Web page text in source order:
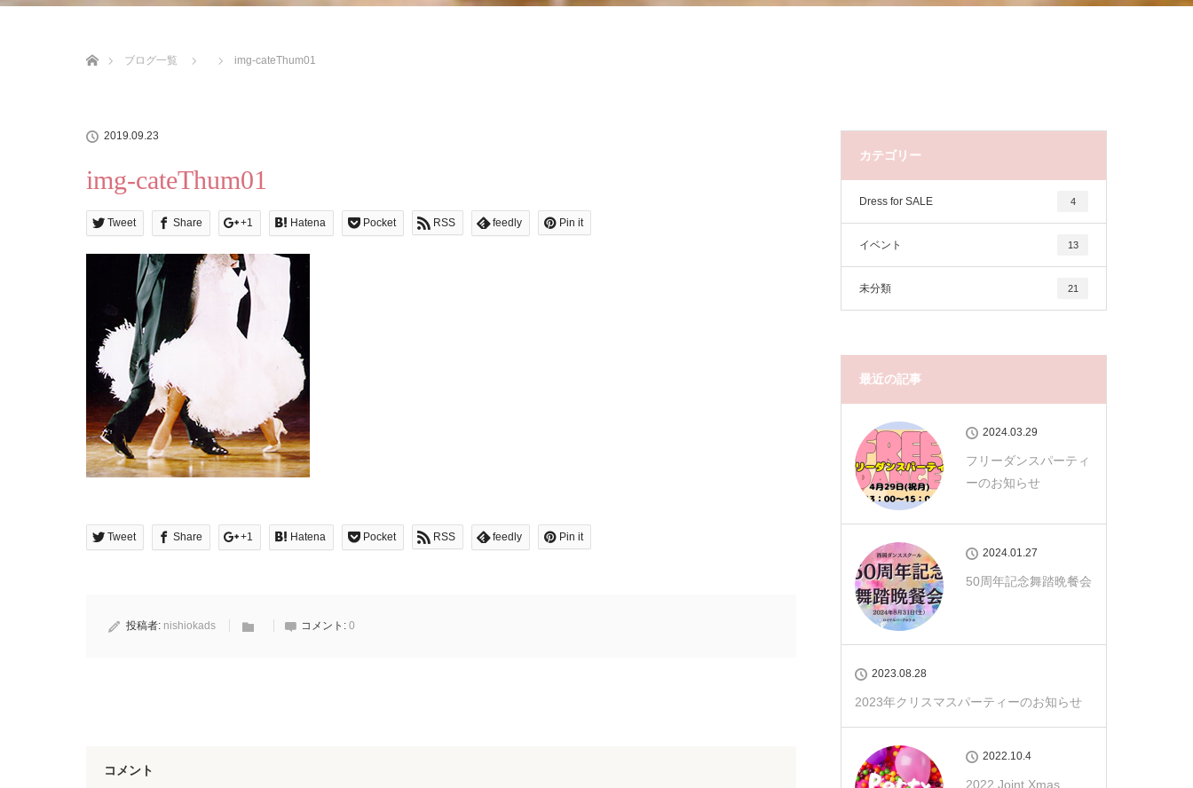
ブログ一覧
img-cateThum01
2019.09.23
img-cateThum01
Tweet Share +1 Hatena Pocket RSS feedly Pin it
Tweet Share +1 Hatena Pocket RSS feedly Pin it
投稿者: nishiokads コメント: 0
コメント
カテゴリー
Dress for SALE 4
イベント 13
未分類 21
最近の記事
2024.03.29
フリーダンスパーティ
ーのお知らせ
2024.01.27
50周年記念舞踏晩餐会
2023.08.28
2023年クリスマスパーティーのお知らせ
2022.10.4
2022 Joint Xmas